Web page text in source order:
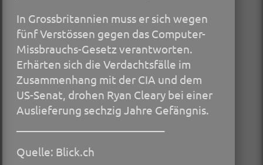
In Grossbritannien muss er sich wegen
fünf Verstössen gegen das Computer-
Missbrauchs-Gesetz verantworten.
Erhärten sich die Verdachtsfälle im
Zusammenhang mit der CIA und dem
US-Senat, drohen Ryan Cleary bei einer
Auslieferung sechzig Jahre Gefängnis.
Quelle: Blick.ch